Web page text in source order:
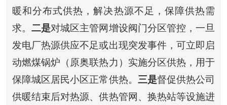
暖和分布式供热 ，解决热源不足， 保障供热需
求。 二是对城区主管网增设阀门分区管控，一旦
发电厂热源供应不足或出现突发事件，可立即启
动燃煤锅炉（原奥联热力）实施分区供热，用于
保障城区居民小区正常供热。 三是督促供热公司
供暖结束后对热源、供热管网、换热站等设施进